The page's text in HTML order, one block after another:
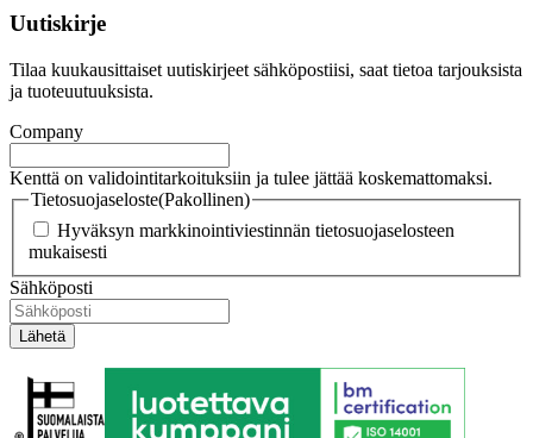
Uutiskirje
Tilaa kuukausittaiset uutiskirjeet sähköpostiisi, saat tietoa tarjouksista
ja tuoteuutuuksista.
Company
Kenttä on validointitarkoituksiin ja tulee jättää koskemattomaksi.
Tietosuojaseloste(Pakollinen)
Hyväksyn markkinointiviestinnän tietosuojaselosteen
mukaisesti
Sähköposti